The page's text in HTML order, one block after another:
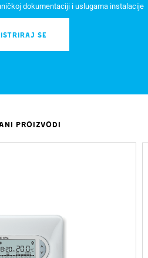
dokumentaciji i uslugama instalacije
SE
PROIZVODI